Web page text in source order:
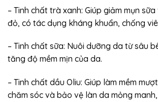
– Tinh chất trà xanh: Giúp giảm mụn
đỏ, có tác dụng kháng khuẩn, chống
– Tinh chất sữa: Nuôi dưỡng da từ sâu
tăng độ mềm mịn của da.
– Tinh chất dầu Oliu: Giúp làm mềm
chăm sóc và bảo vệ làn da mỏng